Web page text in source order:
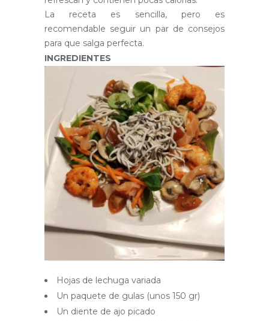
La receta es sencilla, pero es
recomendable seguir un par de consejos
para que salga perfecta.
INGREDIENTES
Hojas de lechuga variada
Un paquete de gulas (unos 150 gr)
Un diente de ajo picado